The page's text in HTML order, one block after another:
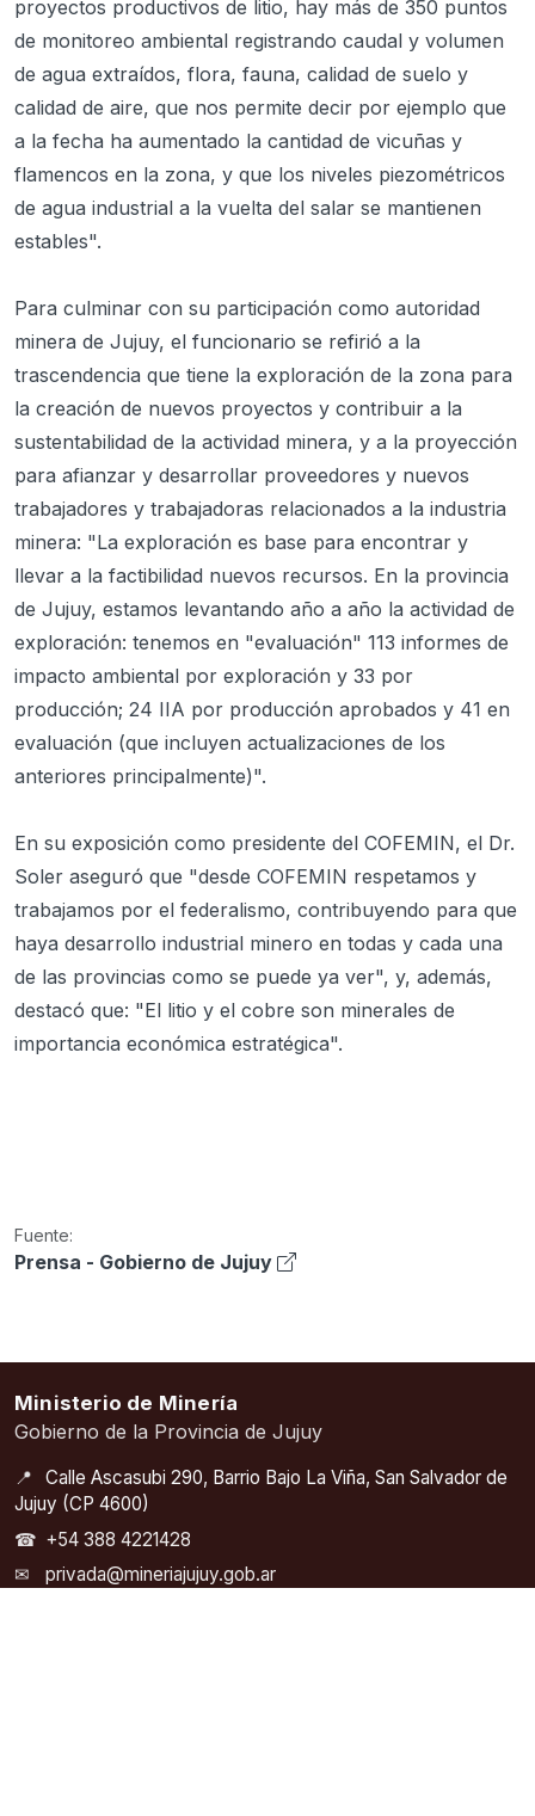
proyectos productivos de litio, hay más de 350 puntos
de monitoreo ambiental registrando caudal y volumen
de agua extraídos, flora, fauna, calidad de suelo y
calidad de aire, que nos permite decir por ejemplo que
a la fecha ha aumentado la cantidad de vicuñas y
flamencos en la zona, y que los niveles piezométricos
de agua industrial a la vuelta del salar se mantienen
estables".
Para culminar con su participación como autoridad
minera de Jujuy, el funcionario se refirió a la
trascendencia que tiene la exploración de la zona para
la creación de nuevos proyectos y contribuir a la
sustentabilidad de la actividad minera, y a la proyección
para afianzar y desarrollar proveedores y nuevos
trabajadores y trabajadoras relacionados a la industria
minera: "La exploración es base para encontrar y
llevar a la factibilidad nuevos recursos. En la provincia
de Jujuy, estamos levantando año a año la actividad de
exploración: tenemos en "evaluación" 113 informes de
impacto ambiental por exploración y 33 por
producción; 24 IIA por producción aprobados y 41 en
evaluación (que incluyen actualizaciones de los
anteriores principalmente)".
En su exposición como presidente del COFEMIN, el Dr.
Soler aseguró que "desde COFEMIN respetamos y
trabajamos por el federalismo, contribuyendo para que
haya desarrollo industrial minero en todas y cada una
de las provincias como se puede ya ver", y, además,
destacó que: "El litio y el cobre son minerales de
importancia económica estratégica".
Fuente:
Prensa - Gobierno de Jujuy
Ministerio de Minería
Gobierno de la Provincia de Jujuy
📍
Calle Ascasubi 290, Barrio Bajo La Viña, San Salvador de
Jujuy (CP 4600)
☎ +54 388 4221428
✉
privada@mineriajujuy.gob.ar